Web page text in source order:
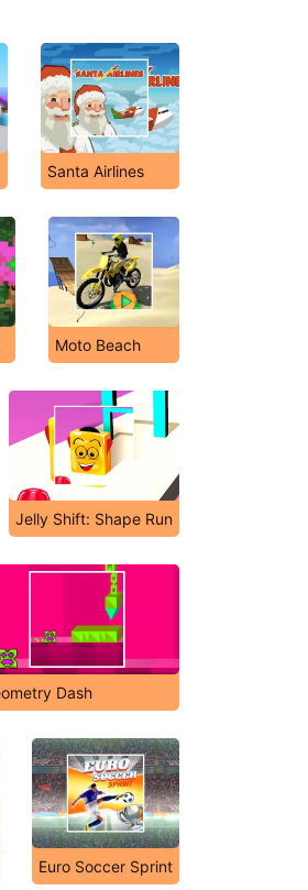
Santa Airlines
Moto Beach
Jelly Shift: Shape Run
Dash
Euro Soccer Sprint